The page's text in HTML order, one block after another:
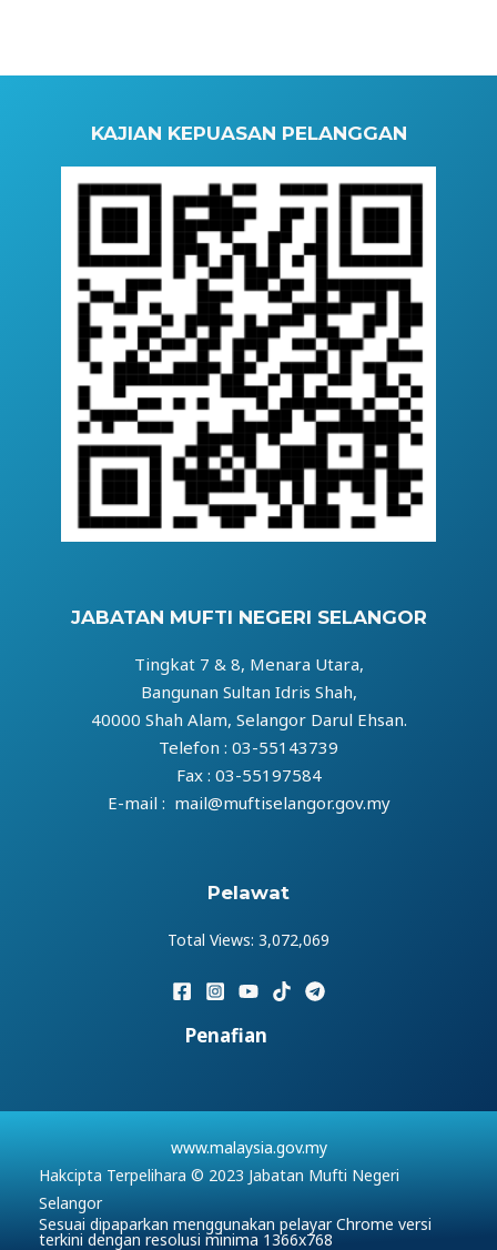
KAJIAN KEPUASAN PELANGGAN
JABATAN MUFTI NEGERI SELANGOR
Tingkat 7 & 8, Menara Utara,
Bangunan Sultan Idris Shah,
40000 Shah Alam, Selangor Darul Ehsan.
Telefon : 03-55143739
Fax : 03-55197584
E-mail : mail@muftiselangor.gov.my
Pelawat
Total Views: 3,072,069
Penafian
www.malaysia.gov.my
Hakcipta Terpelihara © 2023 Jabatan Mufti Negeri
Selangor
Sesuai dipaparkan menggunakan pelayar Chrome versi
terkini dengan resolusi minima 1366x768